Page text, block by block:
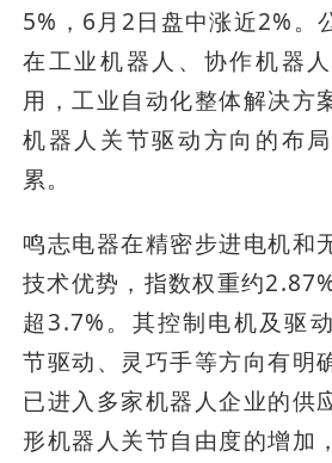
5%，6月2日盘中涨近2%。
在工业机器人、协作机器
用，工业自动化整体解决方
机器人关节驱动方向的布
累。
鸣志电器在精密步进电机和
技术优势，指数权重约
超3.7%。其控制电机及驱
节驱动、灵巧手等方向有明
已进入多家机器人企业的供
形机器人关节自由度的增加